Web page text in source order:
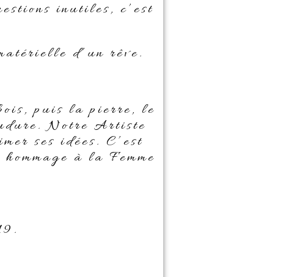
inutiles, c’est
d’un rêve.
puis la pierre, le
Notre Artiste
ses idées. C’est
à la Femme